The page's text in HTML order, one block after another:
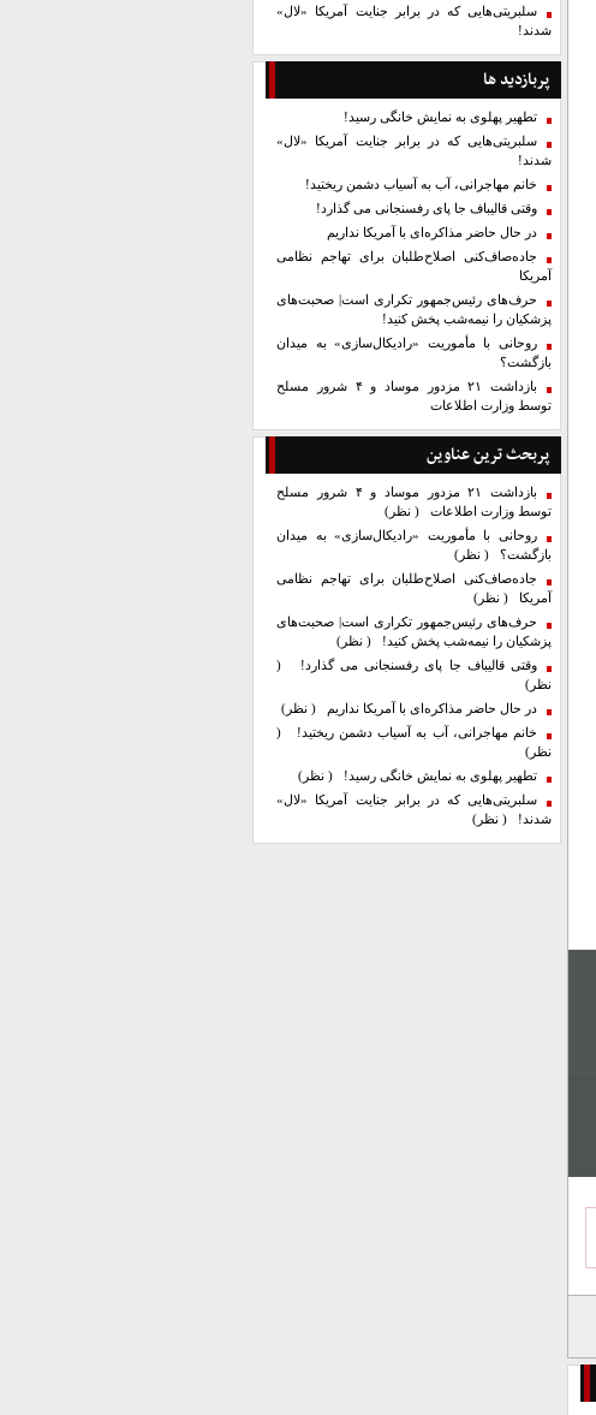
سلبریتی‌هایی که در برابر جنایت آمریکا «لال»
شدند!
پربازدید ها
تطهیر پهلوی به نمایش خانگی رسید!
سلبریتی‌هایی که در برابر جنایت آمریکا «لال»
شدند!
خانم مهاجرانی، آب به آسیاب دشمن ریختید!
وقتی قالیباف جا پای رفسنجانی می گذارد!
در حال حاضر مذاکره‌ای با آمریکا نداریم
جاده‌صاف‌کنی اصلاح‌طلبان برای تهاجم نظامی
آمریکا
حرف‌های رئیس‌جمهور تکراری است| صحبت‌های
پزشکیان را نیمه‌شب پخش کنید!
روحانی با مأموریت «رادیکال‌سازی» به میدان
بازگشت؟
بازداشت ۲۱ مزدور موساد و ۴ شرور مسلح
توسط وزارت اطلاعات
پربحث ترین عناوین
بازداشت ۲۱ مزدور موساد و ۴ شرور مسلح
توسط وزارت اطلاعات ( نظر)
روحانی با مأموریت «رادیکال‌سازی» به میدان
بازگشت؟ ( نظر)
جاده‌صاف‌کنی اصلاح‌طلبان برای تهاجم نظامی
آمریکا ( نظر)
حرف‌های رئیس‌جمهور تکراری است| صحبت‌های
پزشکیان را نیمه‌شب پخش کنید! ( نظر)
وقتی قالیباف جا پای رفسنجانی می گذارد! (
نظر)
در حال حاضر مذاکره‌ای با آمریکا نداریم ( نظر)
خانم مهاجرانی، آب به آسیاب دشمن ریختید! (
نظر)
تطهیر پهلوی به نمایش خانگی رسید! ( نظر)
سلبریتی‌هایی که در برابر جنایت آمریکا «لال»
شدند! ( نظر)